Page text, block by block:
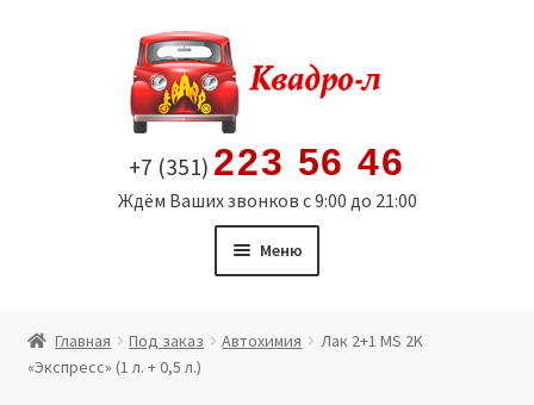
содержимому
+7 (351) 223 56 46
Ждём Ваших звонков с 9:00 до 21:00
Меню
Витрина
Главная Под заказ Автохимия
Лак 2+1 MS 2K
«Экспресс» (1 л. + 0,5 л.)